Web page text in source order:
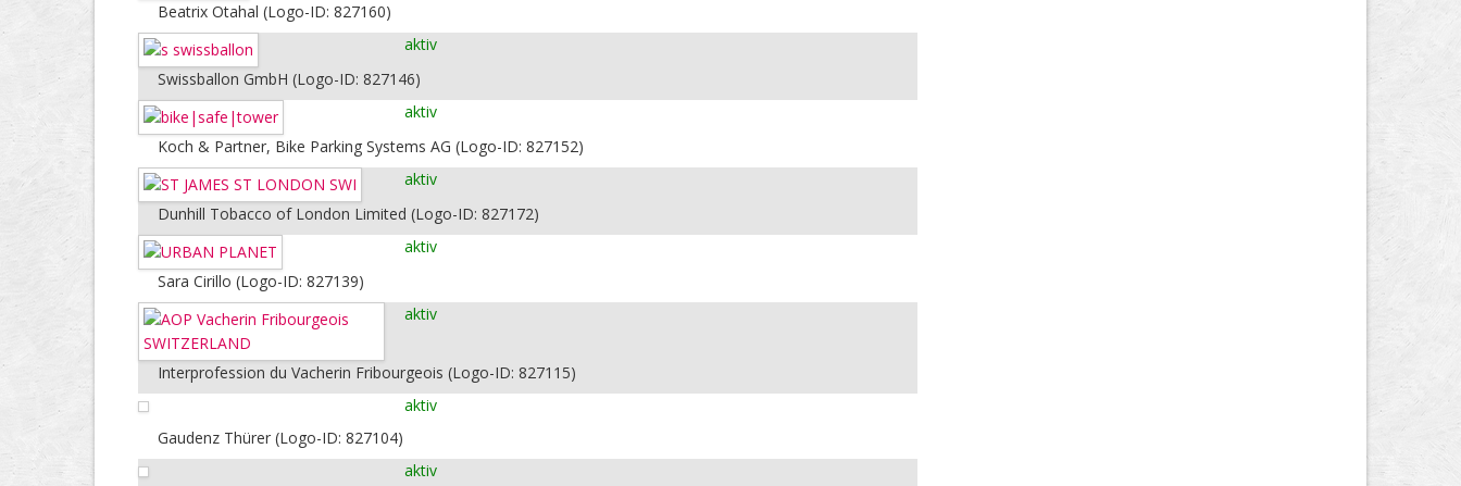
Beatrix Otahal (Logo-ID: 827160)
aktiv
Swissballon GmbH (Logo-ID: 827146)
aktiv
Koch & Partner, Bike Parking Systems AG (Logo-ID: 827152)
aktiv
Dunhill Tobacco of London Limited (Logo-ID: 827172)
aktiv
Sara Cirillo (Logo-ID: 827139)
aktiv
Interprofession du Vacherin Fribourgeois (Logo-ID: 827115)
aktiv
Gaudenz Thürer (Logo-ID: 827104)
aktiv